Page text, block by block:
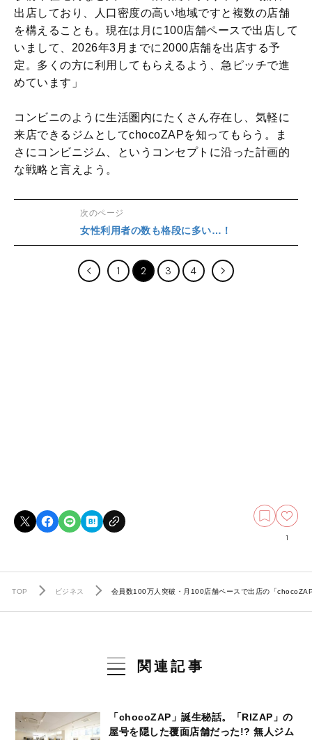
出店しており、人口密度の高い地域ですと複数の店舗
を構えることも。現在は月に100店舗ペースで出店して
いまして、2026年3月までに2000店舗を出店する予
定。多くの方に利用してもらえるよう、急ピッチで進
めています」
コンビニのように生活圏内にたくさん存在し、気軽に
来店できるジムとしてchocoZAPを知ってもらう。ま
さにコンビニジム、というコンセプトに沿った計画的
な戦略と言えよう。
次のページ
女性利用者の数も格段に多い…！
1 2 3 4
1
TOP ビジネス 会員数100万人突破・月100店舗ペースで出店の「
関連記事
「chocoZAP」誕生秘話。「RIZAP」の
屋号を隠した覆面店舗だった!? 無人ジム